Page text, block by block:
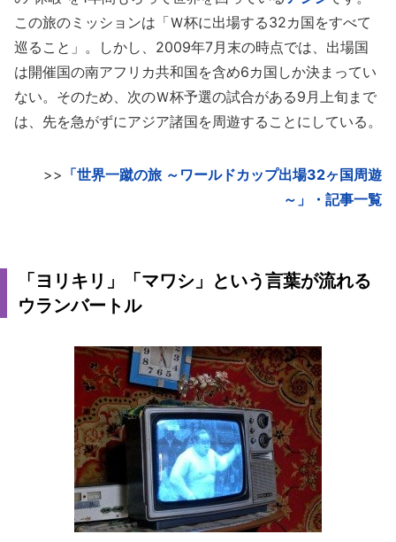
この旅のミッションは「Ｗ杯に出場する32カ国をすべて
巡ること」。しかし、2009年7月末の時点では、出場国
は開催国の南アフリカ共和国を含め6カ国しか決まってい
ない。そのため、次のＷ杯予選の試合がある9月上旬まで
は、先を急がずにアジア諸国を周遊することにしている。
>> 「世界一蹴の旅 ～ワールドカップ出場32ヶ国周遊
～」・記事一覧
「ヨリキリ」「マワシ」という言葉が流れる
ウランバートル